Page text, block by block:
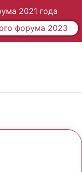
2021 года
форума 2023